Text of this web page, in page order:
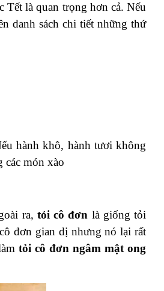
là quan trọng hơn cả. Nếu
danh sách chi tiết những thứ
hành khô, hành tươi không
các món xào
ra, tỏi cô đơn là giống tỏi
đơn gian dị nhưng nó lại rất
tỏi cô đơn ngâm mật ong